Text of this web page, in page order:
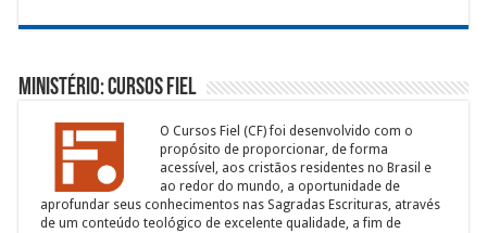
Ministério: Cursos Fiel
O Cursos Fiel (CF) foi desenvolvido com o
propósito de proporcionar, de forma
acessível, aos cristãos residentes no Brasil e
ao redor do mundo, a oportunidade de
aprofundar seus conhecimentos nas Sagradas Escrituras, através
de um conteúdo teológico de excelente qualidade, a fim de